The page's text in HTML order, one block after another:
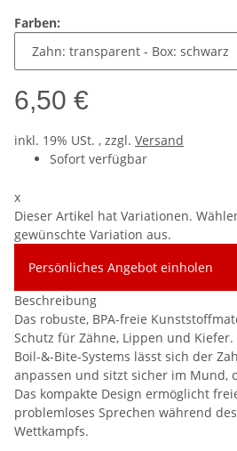
Farben:
6,50 €
inkl. 19% USt. , zzgl. Versand
Sofort verfügbar
x
Dieser Artikel hat Variationen.
gewünschte Variation aus.
Persönliches Angebot einholen
Beschreibung
Das robuste, BPA-freie
Schutz für Zähne, Lippen und
Boil-&-Bite-Systems lässt sich der
anpassen und sitzt sicher im Mund,
Das kompakte Design ermöglicht
problemloses Sprechen während
Wettkampfs.